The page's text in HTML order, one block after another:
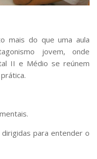
mais do que uma aula
jovem, onde
II e Médio se reúnem
para entender o